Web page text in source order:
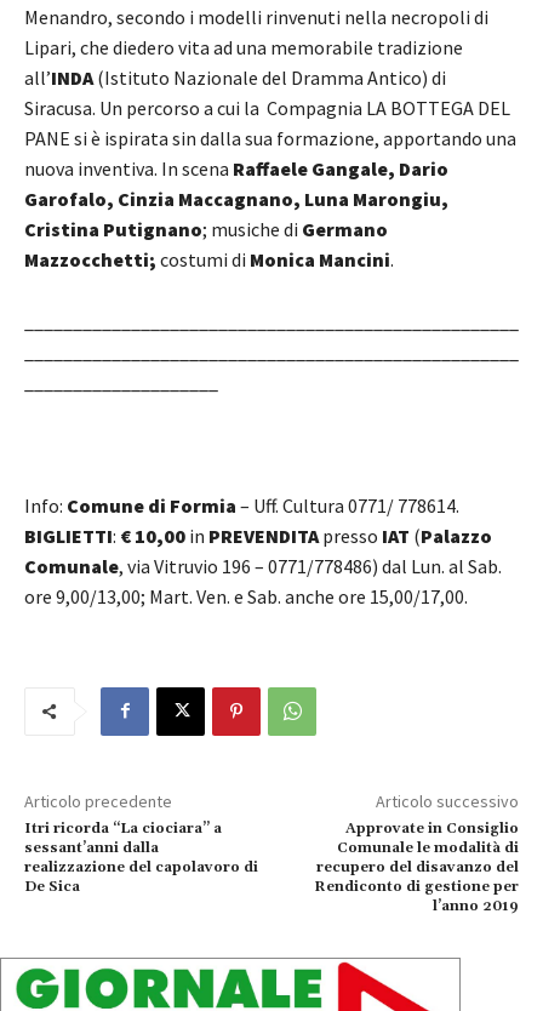
Menandro, secondo i modelli rinvenuti nella necropoli di
Lipari, che diedero vita ad una memorabile tradizione
all’INDA (Istituto Nazionale del Dramma Antico) di
Siracusa. Un percorso a cui la Compagnia LA BOTTEGA DEL
PANE si è ispirata sin dalla sua formazione, apportando una
nuova inventiva. In scena Raffaele Gangale, Dario
Garofalo, Cinzia Maccagnano, Luna Marongiu,
Cristina Putignano; musiche di Germano
Mazzocchetti; costumi di Monica Mancini.
Info: Comune di Formia – Uff. Cultura 0771/ 778614.
BIGLIETTI: € 10,00 in PREVENDITA presso IAT (Palazzo
Comunale, via Vitruvio 196 – 0771/778486) dal Lun. al Sab.
ore 9,00/13,00; Mart. Ven. e Sab. anche ore 15,00/17,00.
Articolo precedente
Itri ricorda “La ciociara” a
sessant’anni dalla
realizzazione del capolavoro di
De Sica
Articolo successivo
Approvate in Consiglio
Comunale le modalità di
recupero del disavanzo del
Rendiconto di gestione per
l’anno 2019